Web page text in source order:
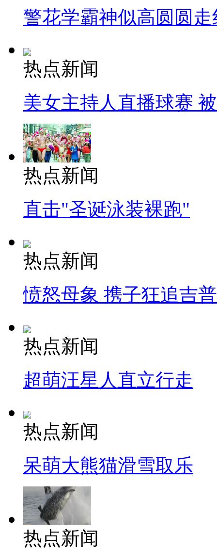
警花学霸神似高圆圆走
热点新闻
美女主持人直播球赛
热点新闻
直击"圣诞泳装裸跑"
热点新闻
愤怒母象 携子狂追吉
热点新闻
超萌汪星人直立行走
热点新闻
呆萌大熊猫滑雪取乐
热点新闻